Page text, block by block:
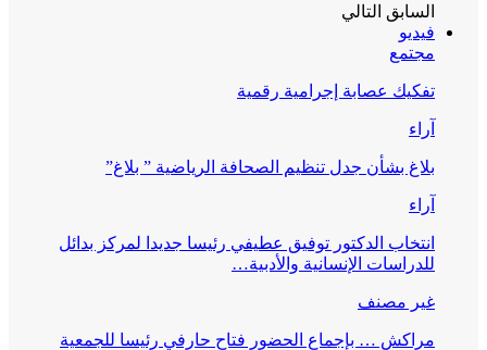
السابق التالي
فيديو
مجتمع
تفكيك عصابة إجرامية رقمية
آراء
بلاغ بشأن جدل تنظيم الصحافة الرياضية ” بلاغ”
آراء
انتخاب الدكتور توفيق عطيفي رئيسا جديدا لمركز بدائل
للدراسات الإنسانية والأدبية…
غير مصنف
مراكش … بإجماع الحضور فتاح حارفي رئيسا للجمعية